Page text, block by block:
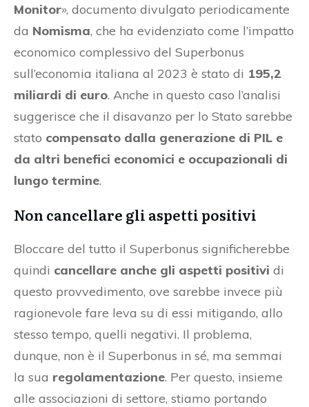
Monitor», documento divulgato periodicamente
da Nomisma, che ha evidenziato come l’impatto
economico complessivo del Superbonus
sull’economia italiana al 2023 è stato di 195,2
miliardi di euro. Anche in questo caso l’analisi
suggerisce che il disavanzo per lo Stato sarebbe
stato compensato dalla generazione di PIL e
da altri benefici economici e occupazionali di
lungo termine.
Non cancellare gli aspetti positivi
Bloccare del tutto il Superbonus significherebbe
quindi cancellare anche gli aspetti positivi di
questo provvedimento, ove sarebbe invece più
ragionevole fare leva su di essi mitigando, allo
stesso tempo, quelli negativi. Il problema,
dunque, non è il Superbonus in sé, ma semmai
la sua regolamentazione. Per questo, insieme
alle associazioni di settore, stiamo portando